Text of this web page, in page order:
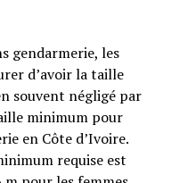
gendarmerie, les
d’avoir la taille
souvent négligé par
minimum pour
en Côte d’Ivoire.
requise est